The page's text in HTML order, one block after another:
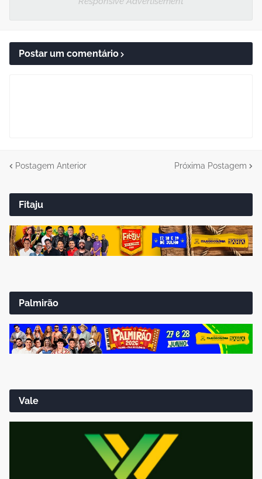
Postar um comentário
Postagem Anterior Próxima Postagem
Fitaju
Palmirão
Vale